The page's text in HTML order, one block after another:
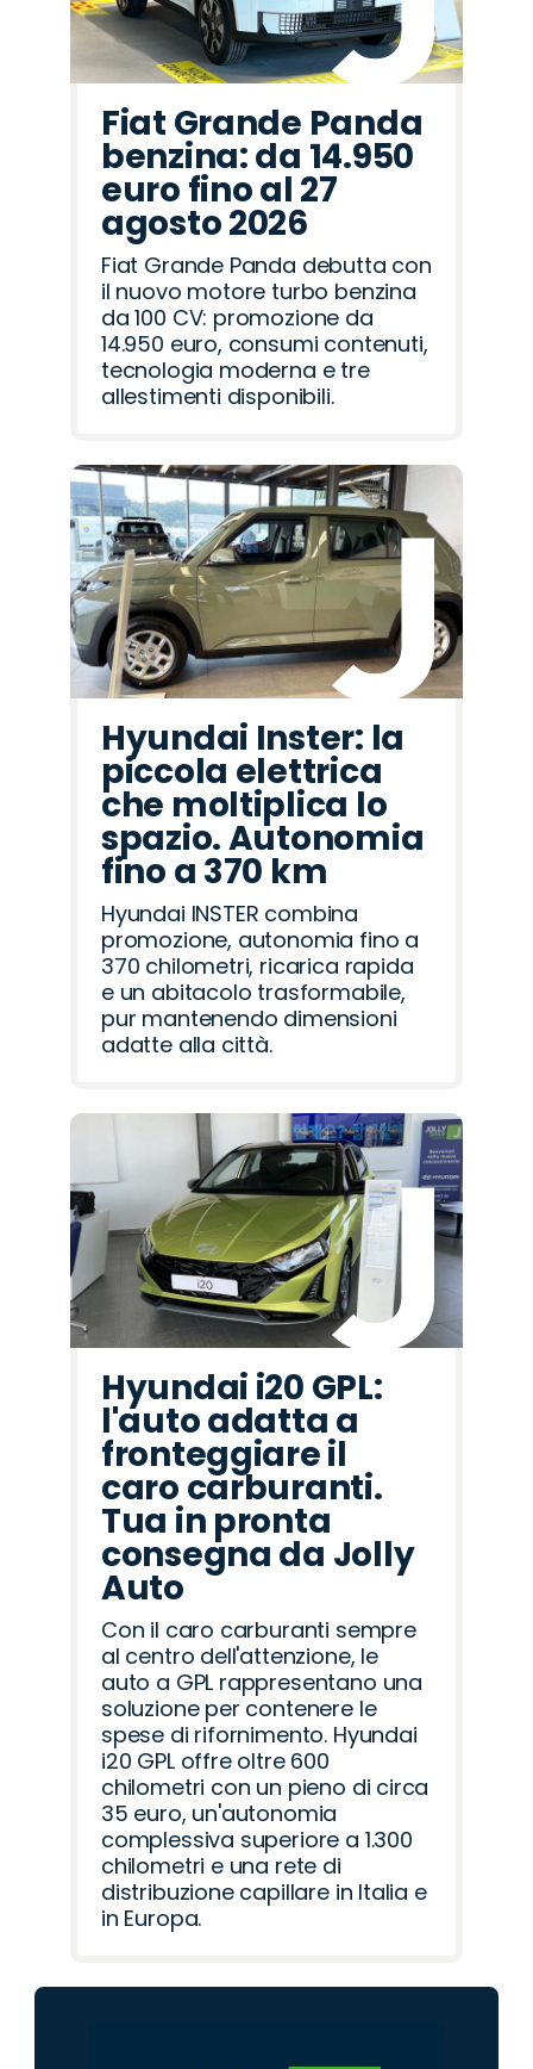
Fiat Grande Panda
benzina: da 14.950
euro fino al 27
agosto 2026
Fiat Grande Panda debutta con
il nuovo motore turbo benzina
da 100 CV: promozione da
14.950 euro, consumi contenuti,
tecnologia moderna e tre
allestimenti disponibili.
Hyundai Inster: la
piccola elettrica
che moltiplica lo
spazio. Autonomia
fino a 370 km
Hyundai INSTER combina
promozione, autonomia fino a
370 chilometri, ricarica rapida
e un abitacolo trasformabile,
pur mantenendo dimensioni
adatte alla città.
Hyundai i20 GPL:
l'auto adatta a
fronteggiare il
caro carburanti.
Tua in pronta
consegna da Jolly
Auto
Con il caro carburanti sempre
al centro dell'attenzione, le
auto a GPL rappresentano una
soluzione per contenere le
spese di rifornimento. Hyundai
i20 GPL offre oltre 600
chilometri con un pieno di circa
35 euro, un'autonomia
complessiva superiore a 1.300
chilometri e una rete di
distribuzione capillare in Italia e
in Europa.